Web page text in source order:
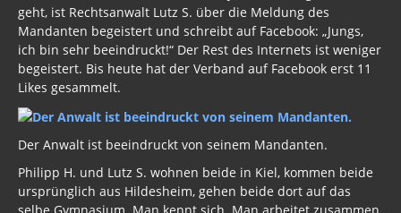
geht, ist Rechtsanwalt Lutz S. über die Meldung des
Mandanten begeistert und schreibt auf Facebook: „Jungs,
ich bin sehr beeindruckt!“ Der Rest des Internets ist weniger
begeistert. Bis heute hat der Verband auf Facebook erst 11
Likes gesammelt.
Der Anwalt ist beeindruckt von seinem Mandanten.
Philipp H. und Lutz S. wohnen beide in Kiel, kommen beide
ursprünglich aus Hildesheim, gehen beide dort auf das
selbe Gymnasium. Man kennt sich. Man arbeitet zusammen.